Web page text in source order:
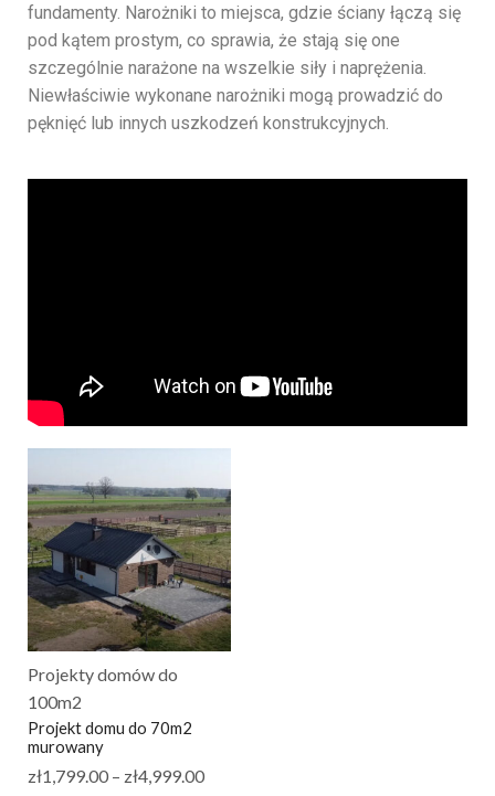
fundamenty. Narożniki to miejsca, gdzie ściany łączą się
pod kątem prostym, co sprawia, że stają się one
szczególnie narażone na wszelkie siły i naprężenia.
Niewłaściwie wykonane narożniki mogą prowadzić do
pęknięć lub innych uszkodzeń konstrukcyjnych.
Projekty domów do
100m2
Projekt domu do 70m2
murowany
zł1,799.00 – zł4,999.00